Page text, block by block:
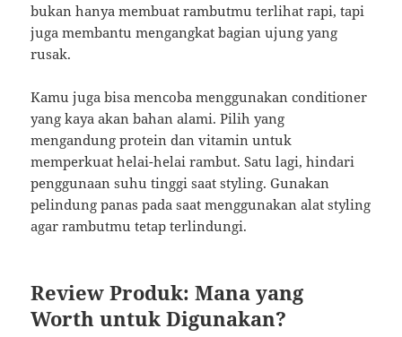
bukan hanya membuat rambutmu terlihat rapi, tapi
juga membantu mengangkat bagian ujung yang
rusak.
Kamu juga bisa mencoba menggunakan conditioner
yang kaya akan bahan alami. Pilih yang
mengandung protein dan vitamin untuk
memperkuat helai-helai rambut. Satu lagi, hindari
penggunaan suhu tinggi saat styling. Gunakan
pelindung panas pada saat menggunakan alat styling
agar rambutmu tetap terlindungi.
Review Produk: Mana yang
Worth untuk Digunakan?